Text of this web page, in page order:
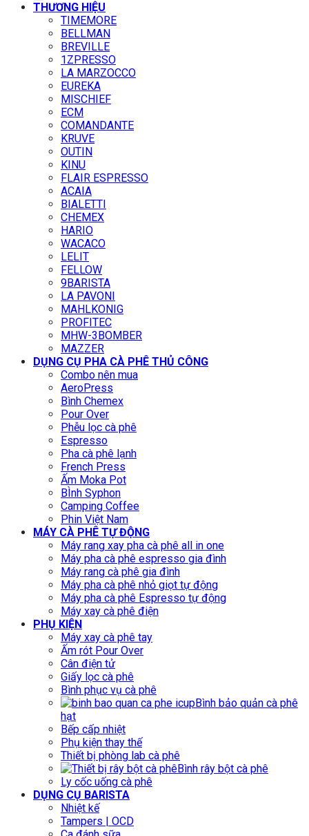
THƯƠNG HIỆU
TIMEMORE
BELLMAN
BREVILLE
1ZPRESSO
LA MARZOCCO
EUREKA
MISCHIEF
ECM
COMANDANTE
KRUVE
OUTIN
KINU
FLAIR ESPRESSO
ACAIA
BIALETTI
CHEMEX
HARIO
WACACO
LELIT
FELLOW
9BARISTA
LA PAVONI
MAHLKONIG
PROFITEC
MHW-3BOMBER
MAZZER
DỤNG CỤ PHA CÀ PHÊ THỦ CÔNG
Combo nên mua
AeroPress
Bình Chemex
Pour Over
Phễu lọc cà phê
Espresso
Pha cà phê lạnh
French Press
Ấm Moka Pot
BÌnh Syphon
Camping Coffee
Phin Việt Nam
MÁY CÀ PHÊ TỰ ĐỘNG
Máy rang xay pha cà phê all in one
Máy pha cà phê espresso gia đình
Máy rang cà phê gia đình
Máy pha cà phê nhỏ giọt tự động
Máy pha cà phê Espresso tự động
Máy xay cà phê điện
PHỤ KIỆN
Máy xay cà phê tay
Ấm rót Pour Over
Cân điện tử
Giấy lọc cà phê
Bình phục vụ cà phê
Bình bảo quản cà phê
hạt
Bếp cấp nhiệt
Phụ kiện thay thế
Thiết bị phòng lab cà phê
Bình rây bột cà phê
Ly cốc uống cà phê
DỤNG CỤ BARISTA
Nhiệt kế
Tampers | OCD